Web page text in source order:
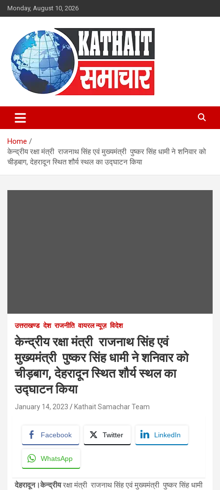
Skip
to
Monday, August 10, 2026
Kathait Samachar – Latest
Uttarakhand News in Hindi,
Uttarakhand News Headlines
Home
केन्द्रीय रक्षा मंत्री राजनाथ सिंह एवं मुख्यमंत्री पुष्कर सिंह धामी ने शनिवार को
चीड़बाग, देहरादून स्थित शौर्य स्थल का उद्घाटन किया
उत्तराखण्ड देश राजनीति वायरल न्यूज़ विदेश
केन्द्रीय रक्षा मंत्री राजनाथ सिंह एवं
मुख्यमंत्री पुष्कर सिंह धामी ने शनिवार को
चीड़बाग, देहरादून स्थित शौर्य स्थल का
उद्घाटन किया
January 14, 2023 Kathait Samachar Team
Facebook Twitter LinkedIn
WhatsApp
देहरादून।केन्द्रीयरक्षा मंत्री राजनाथ सिंह एवं मुख्यमंत्री पुष्कर सिंह धामी